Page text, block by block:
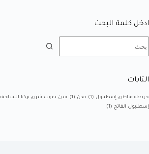
ادخل كلمة البحث
التابات
خريطة مناطق إسطنبول (1) مدن (1) مدن جنوب شرق تركيا السياحية
إسطنبول الفاتح (1)